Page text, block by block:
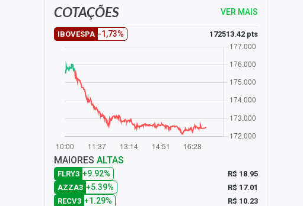
COTAÇÕES VER MAIS
IBOVESPA -1,73% 172513.42 pts
MAIORES ALTAS
FLRY3 +9.92%
R$ 18.95
AZZA3 +5.39%
R$ 17.01
RECV3 +1.29%
R$ 10.23